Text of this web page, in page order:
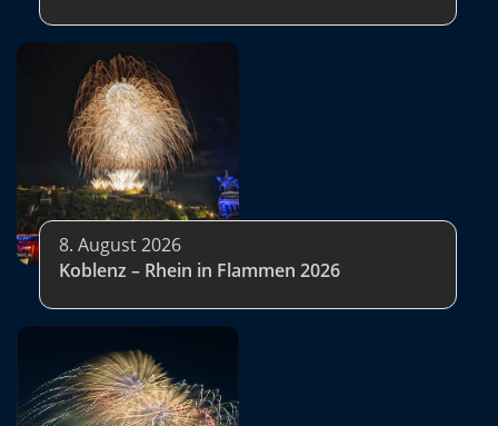
8. August 2026
Koblenz – Rhein in Flammen 2026